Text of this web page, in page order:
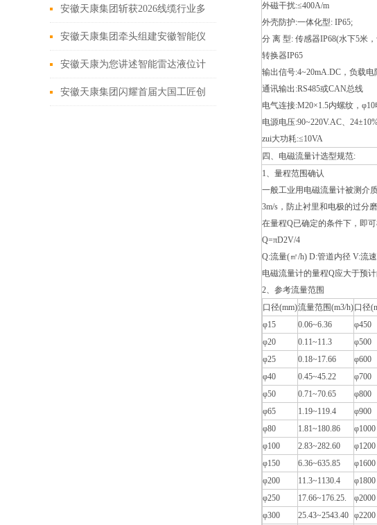
型？
安徽天康集团斩获2026线缆行业多
项重磅荣誉 发布日期：2026-05-15
安徽天康集团牵头组建安徽智能仪
器仪表
安徽天康为您讲述智能雷达液位计
如何做好信号处理
安徽天康集团闪耀首届大国工匠创
外磁干扰:≤400A/m
外壳防护:一体化型: IP65;
分 离 型: 传感器IP68(水下5米
转换器IP65
输出信号:4~20mA.DC，负载电
通讯输出:RS485或CAN总线
电气连接:M20×1.5内螺纹，
电源电压:90~220V.AC、
zui大功耗:≤10VA
四、电磁流量计选型规范:
1、量程范围确认
一般工业用电磁流量计被测介
3m/s，防止衬里和电极的过分
在量程Q已确定的条件下，即
Q=πD2V/4
Q:流量(㎡/h) D:管道内径 V:流
电磁流量计的量程Q应大于预
2、参考流量范围
口径(mm)流量范围(m3/h)口径
φ15
0.06~6.36 φ450
φ20
0.11~11.3 φ500
φ25
0.18~17.66 φ600
φ40
0.45~45.22 φ700
φ50
0.71~70.65 φ800
φ65
1.19~119.4 φ900
φ80
1.81~180.86 φ1000
φ100
2.83~282.60 φ1200
φ150
6.36~635.85 φ1600
φ200
11.3~1130.4 φ1800
φ250
17.66~176.25. φ2000
φ300
25.43~2543.40 φ2200